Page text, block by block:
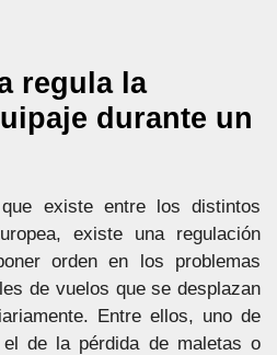
regula la
durante un
existe entre los distintos
existe una regulación
orden en los problemas
de vuelos que se desplazan
Entre ellos, uno de
de la pérdida de maletas o